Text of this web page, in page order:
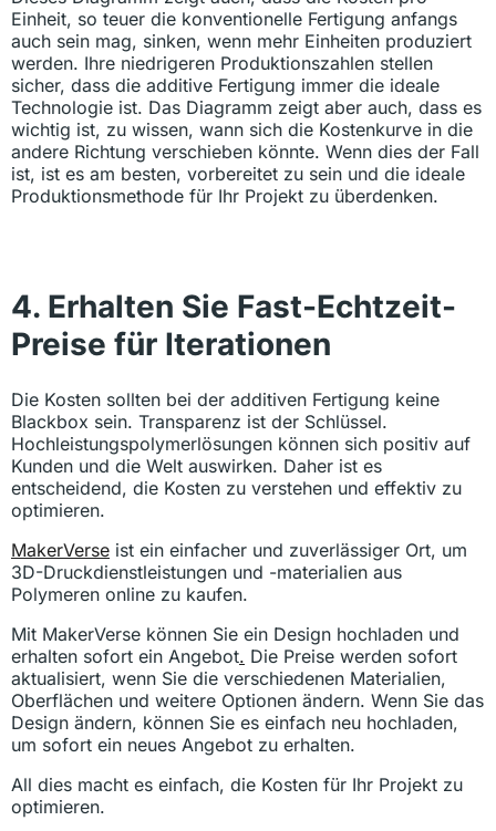
Einheit, so teuer die konventionelle Fertigung anfangs
auch sein mag, sinken, wenn mehr Einheiten produziert
werden. Ihre niedrigeren Produktionszahlen stellen
sicher, dass die additive Fertigung immer die ideale
Technologie ist. Das Diagramm zeigt aber auch, dass es
wichtig ist, zu wissen, wann sich die Kostenkurve in die
andere Richtung verschieben könnte. Wenn dies der Fall
ist, ist es am besten, vorbereitet zu sein und die ideale
Produktionsmethode für Ihr Projekt zu überdenken.
4. Erhalten Sie Fast-Echtzeit-
Preise für Iterationen
Die Kosten sollten bei der additiven Fertigung keine
Blackbox sein. Transparenz ist der Schlüssel.
Hochleistungspolymerlösungen können sich positiv auf
Kunden und die Welt auswirken. Daher ist es
entscheidend, die Kosten zu verstehen und effektiv zu
optimieren.
MakerVerse ist ein einfacher und zuverlässiger Ort, um
3D-Druckdienstleistungen und -materialien aus
Polymeren online zu kaufen.
Mit MakerVerse können Sie ein Design hochladen und
erhalten sofort ein Angebot. Die Preise werden sofort
aktualisiert, wenn Sie die verschiedenen Materialien,
Oberflächen und weitere Optionen ändern. Wenn Sie das
Design ändern, können Sie es einfach neu hochladen,
um sofort ein neues Angebot zu erhalten.
All dies macht es einfach, die Kosten für Ihr Projekt zu
optimieren.